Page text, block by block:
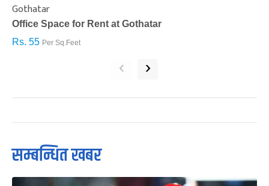
Gothatar
Office Space for Rent at Gothatar
Rs. 55 Per Sq.Feet
‹ ›
सम्बन्धित खबर